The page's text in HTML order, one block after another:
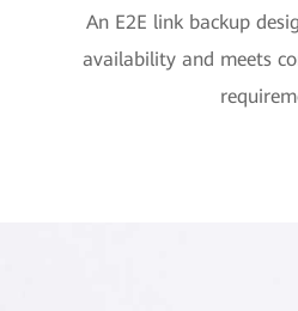
An E2E link backup
availability and meets